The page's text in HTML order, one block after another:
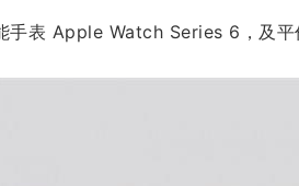
手表 Apple Watch Series 6，及平